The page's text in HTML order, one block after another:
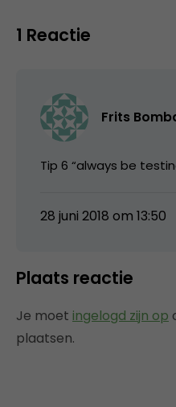
1 Reactie
Frits
Tip 6 “always be
28 juni 2018 om 13:50
Plaats reactie
Je moet ingelogd zijn op
plaatsen.